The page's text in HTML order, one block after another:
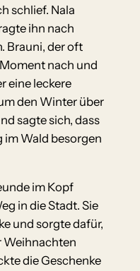
schlief. Nala
ihn nach
Brauni, der oft
nach und
eine leckere
den Winter über
sagte sich, dass
im Wald besorgen
im Kopf
in die Stadt. Sie
und sorgte dafür,
Weihnachten
die Geschenke